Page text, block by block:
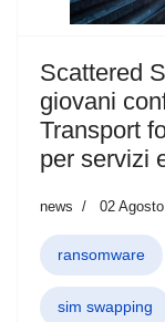
Scattered
giovani
Transport
per servizi
news 02
ransomware
sim swapping